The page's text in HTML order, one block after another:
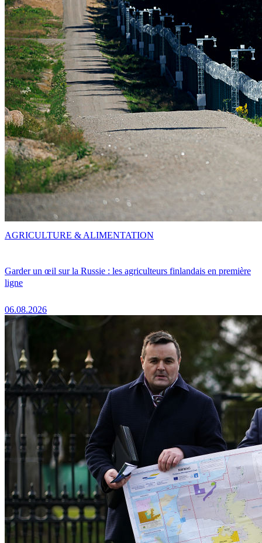
Garder un œil sur la Russie : les agriculteurs finlandais en première
ligne
06.08.2026
AGRICULTURE & ALIMENTATION